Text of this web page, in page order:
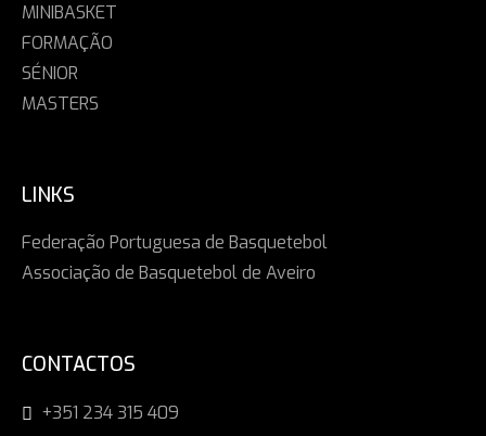
MINIBASKET
FORMAÇÃO
SÉNIOR
MASTERS
LINKS
Federação Portuguesa de Basquetebol
Associação de Basquetebol de Aveiro
CONTACTOS
+351 234 315 409